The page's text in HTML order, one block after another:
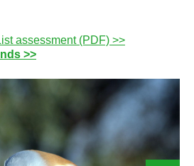
assessment (PDF) >>
>>